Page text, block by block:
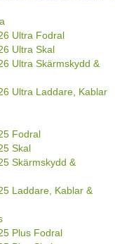
Ultra Fodral
Ultra Skal
Ultra Skärmskydd &
Ultra Laddare, Kablar
Fodral
Skal
Skärmskydd &
Laddare, Kablar &
Plus Fodral